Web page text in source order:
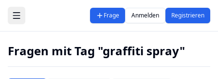
Zum Hauptinhalt springen
Frage Anmelden Registrieren
Fragen mit Tag "graffiti spray"